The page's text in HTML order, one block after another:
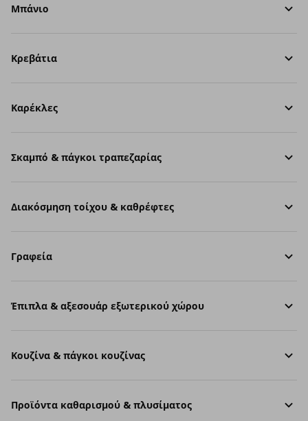
Μπάνιο
Κρεβάτια
Καρέκλες
Σκαμπό & πάγκοι τραπεζαρίας
Διακόσμηση τοίχου & καθρέφτες
Γραφεία
Έπιπλα & αξεσουάρ εξωτερικού χώρου
Κουζίνα & πάγκοι κουζίνας
Προϊόντα καθαρισμού & πλυσίματος